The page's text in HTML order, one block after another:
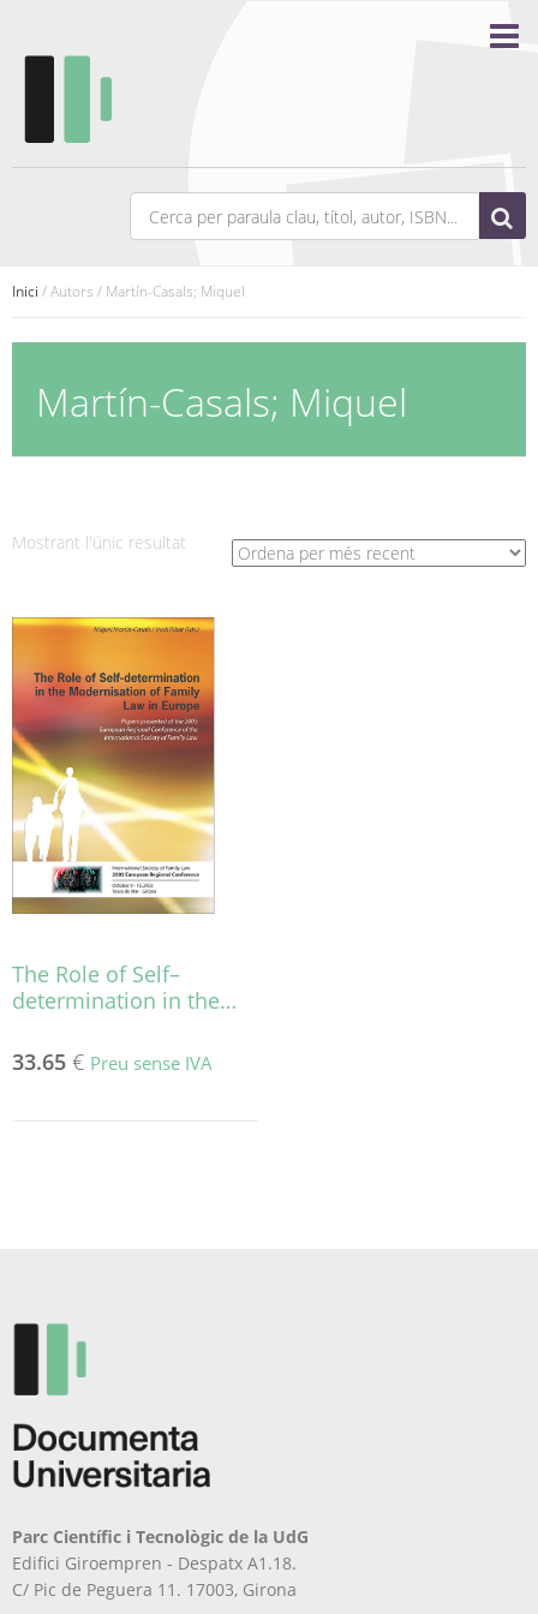
Inici / Autors / Martín-Casals; Miquel
Martín-Casals; Miquel
Mostrant l'únic resultat
The Role of Self–
determination in the…
33.65 € Preu sense IVA
Parc Científic i Tecnològic de la UdG
Edifici Giroempren - Despatx A1.18.
C/ Pic de Peguera 11. 17003, Girona